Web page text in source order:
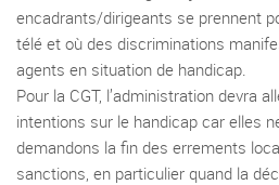
encadrants/dirigeants se prennent
télé et où des discriminations
agents en situation de handicap.
Pour la CGT, l’administration devra
intentions sur le handicap car elles
demandons la fin des errements
sanctions, en particulier quand la